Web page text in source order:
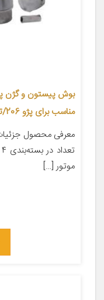
مناسب برای پژو 206/تیپ 2 مجموعه 4 عددی
موتور […]